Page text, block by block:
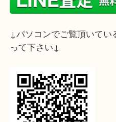
↓スマホでご覧頂いてい
↓パソコンでご覧頂い